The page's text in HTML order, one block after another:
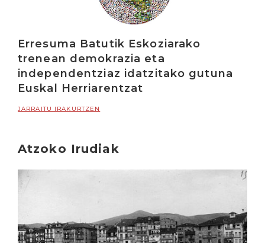
Erresuma Batutik Eskoziarako
trenean demokrazia eta
independentziaz idatzitako gutuna
Euskal Herriarentzat
JARRAITU IRAKURTZEN
Atzoko Irudiak
Irakurri